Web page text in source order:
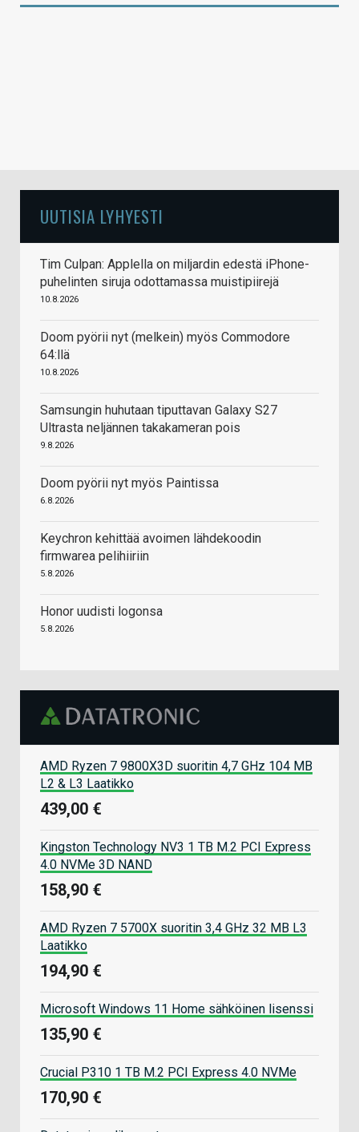
UUTISIA LYHYESTI
Tim Culpan: Applella on miljardin edestä iPhone-
puhelinten siruja odottamassa muistipiirejä
10.8.2026
Doom pyörii nyt (melkein) myös Commodore
64:llä
10.8.2026
Samsungin huhutaan tiputtavan Galaxy S27
Ultrasta neljännen takakameran pois
9.8.2026
Doom pyörii nyt myös Paintissa
6.8.2026
Keychron kehittää avoimen lähdekoodin
firmwarea pelihiiriin
5.8.2026
Honor uudisti logonsa
5.8.2026
AMD Ryzen 7 9800X3D suoritin 4,7 GHz 104 MB
L2 & L3 Laatikko
439,00 €
Kingston Technology NV3 1 TB M.2 PCI Express
4.0 NVMe 3D NAND
158,90 €
AMD Ryzen 7 5700X suoritin 3,4 GHz 32 MB L3
Laatikko
194,90 €
Microsoft Windows 11 Home sähköinen lisenssi
135,90 €
Crucial P310 1 TB M.2 PCI Express 4.0 NVMe
170,90 €